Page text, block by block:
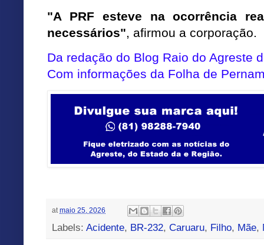
"A PRF esteve na ocorrência
necessários", afirmou a corporação.
Da redação do Blog Raio do Agreste
Com informações da Folha de
at maio 25, 2026
Labels: Acidente, BR-232, Caruaru, Filho, Mãe,